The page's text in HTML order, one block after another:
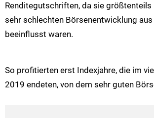
Renditegutschriften, da sie größtenteils
sehr schlechten Börsenentwicklung
beeinflusst waren.
So profitierten erst Indexjahre, die im
2019 endeten, von dem sehr guten